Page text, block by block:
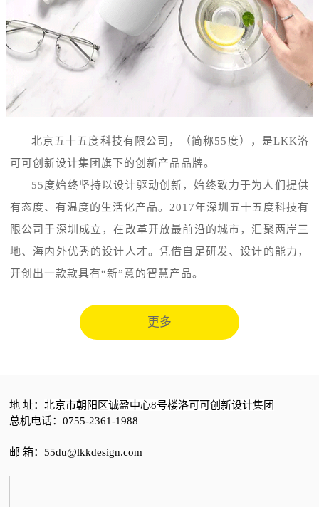
北京五十五度科技有限公司，（简称55度），是LKK洛
可可创新设计集团旗下的创新产品品牌。
55度始终坚持以设计驱动创新，始终致力于为人们提供
有态度、有温度的生活化产品。2017年深圳五十五度科技有
限公司于深圳成立，在改革开放最前沿的城市，汇聚两岸三
地、海内外优秀的设计人才。凭借自足研发、设计的能力，
开创出一款款具有“新”意的智慧产品。
更多
地 址：北京市朝阳区诚盈中心8号楼洛可可创新设计集团
总机电话：0755-2361-1988
邮 箱：55du@lkkdesign.com